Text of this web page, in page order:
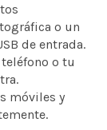
o un
de entrada.
o tu
móviles y